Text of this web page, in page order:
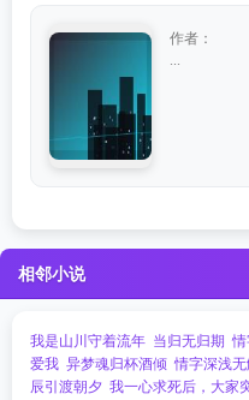
作者：
相邻小说
我是山川守着流年 当归无归期
爱我 异梦魂归杯酒倾 情字深浅
辰引渡朝夕 我一心求死后，大家